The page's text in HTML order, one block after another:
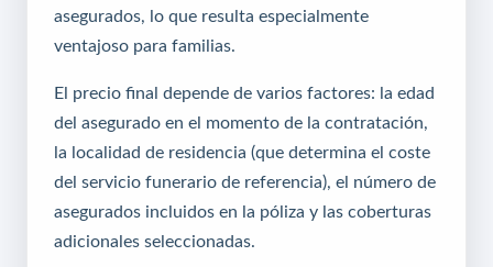
asegurados, lo que resulta especialmente
ventajoso para familias.
El precio final depende de varios factores: la edad
del asegurado en el momento de la contratación,
la localidad de residencia (que determina el coste
del servicio funerario de referencia), el número de
asegurados incluidos en la póliza y las coberturas
adicionales seleccionadas.